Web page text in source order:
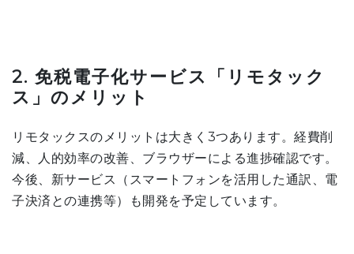
2. 免税電子化サービス「リモタック
ス」のメリット
リモタックスのメリットは大きく3つあります。経費削
減、人的効率の改善、ブラウザーによる進捗確認です。
今後、新サービス（スマートフォンを活用した通訳、電
子決済との連携等）も開発を予定しています。